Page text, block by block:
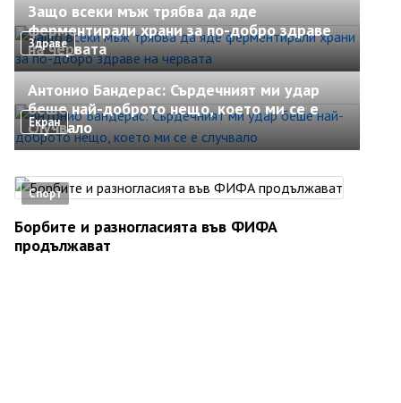
Здраве
Защо всеки мъж трябва да яде
ферментирали храни за по-добро здраве
на червата
Екран
Антонио Бандерас: Сърдечният ми удар
беше най-доброто нещо, което ми се е
случвало
Спорт
Борбите и разногласията във ФИФА
продължават